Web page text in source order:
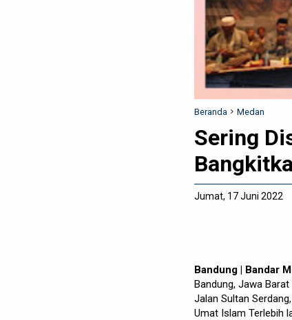
Beranda Medan
Sering
Jumat, 17 Juni 2022
Bandung | Bandar
Bandung, Jawa
Jalan Sultan
Umat Islam Terlebih